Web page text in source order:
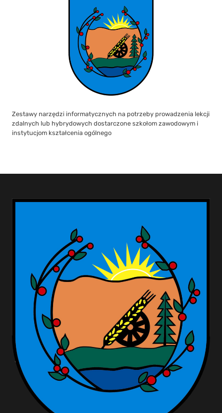
Zestawy narzędzi informatycznych na potrzeby prowadzenia lekcji
zdalnych lub hybrydowych dostarczone szkołom zawodowym i
instytucjom kształcenia ogólnego